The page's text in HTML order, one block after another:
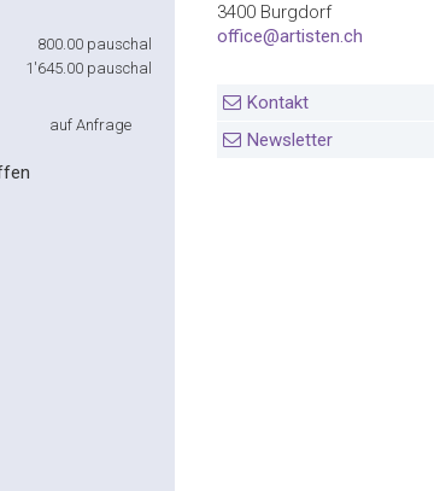
800.00 pauschal
1'645.00 pauschal
auf Anfrage
3400 Burgdorf
office@artisten.ch
Kontakt
Newsletter